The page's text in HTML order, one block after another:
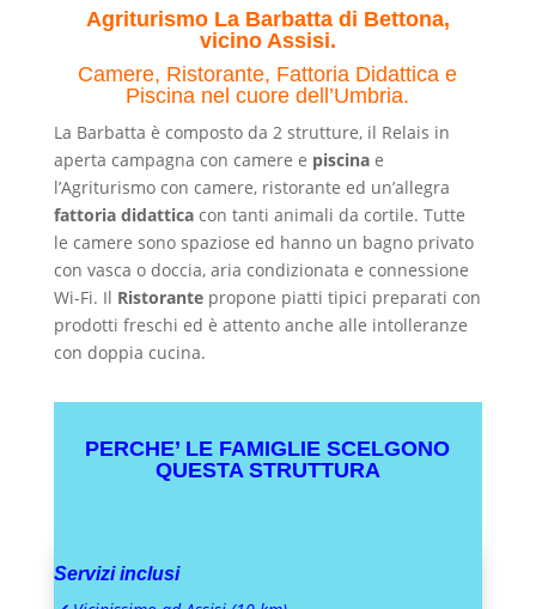
Agriturismo La Barbatta di Bettona,
vicino Assisi.
Camere, Ristorante, Fattoria Didattica e
Piscina nel cuore dell’Umbria.
La Barbatta è composto da 2 strutture, il Relais in
aperta campagna con camere e piscinae
l’Agriturismo con camere, ristorante ed un’allegra
fattoria didatticacon tanti animali da cortile. Tutte
le camere sono spaziose ed hanno un bagno privato
con vasca o doccia, aria condizionata e connessione
Wi-Fi. Il Ristorantepropone piatti tipici preparati con
prodotti freschi ed è attento anche alle intolleranze
con doppia cucina.
PERCHE’ LE FAMIGLIE SCELGONO
QUESTA STRUTTURA
Servizi inclusi